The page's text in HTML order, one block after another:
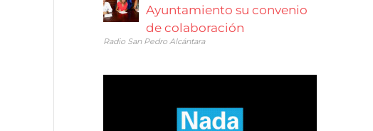
Ayuntamiento su convenio
de colaboración
Radio San Pedro Alcántara